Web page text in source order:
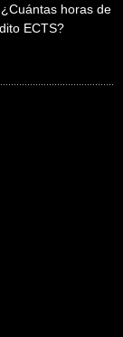
horas de
ECTS?